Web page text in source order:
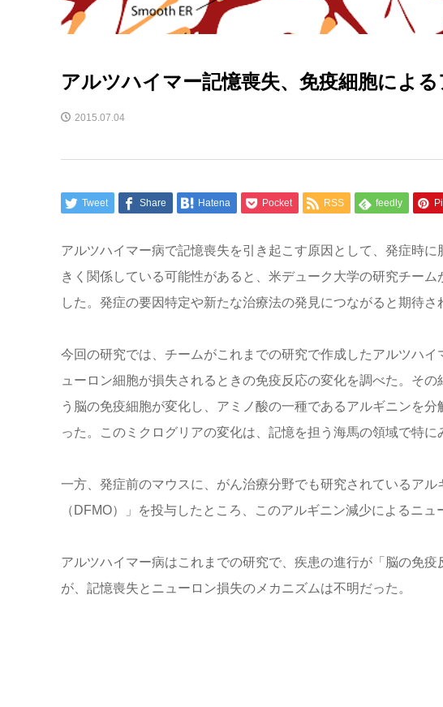
アルツハイマー記憶喪失、免疫細胞によ
2015.07.04
Tweet Share Hatena Pocket RSS feedly
アルツハイマー病で記憶喪失を引き起こす原因として、発症時
きく関係している可能性があると、米デューク大学の研究チー
した。発症の要因特定や新たな治療法の発見につながると期待さ
今回の研究では、チームがこれまでの研究で作成したアルツハ
ューロン細胞が損失されるときの免疫反応の変化を調べた。そ
う脳の免疫細胞が変化し、アミノ酸の一種であるアルギニンを
った。このミクログリアの変化は、記憶を担う海馬の領域で特に
一方、発症前のマウスに、がん治療分野でも研究されているア
（DFMO）」を投与したところ、このアルギニン減少によるニ
アルツハイマー病はこれまでの研究で、疾患の進行が「脳の免
が、記憶喪失とニューロン損失のメカニズムは不明だった。